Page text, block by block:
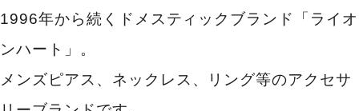
1996年から続くドメスティックブランド「ライオ
ンハート」。
メンズピアス、ネックレス、リング等のアクセサ